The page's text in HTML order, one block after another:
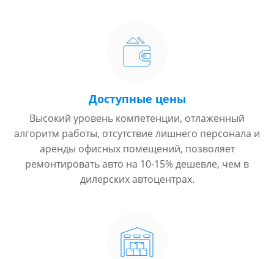
Доступные цены
Высокий уровень компетенции, отлаженный
алгоритм работы, отсутствие лишнего персонала и
аренды офисных помещений, позволяет
ремонтировать авто на 10-15% дешевле, чем в
дилерских автоцентрах.